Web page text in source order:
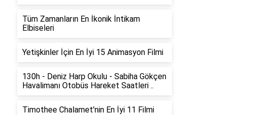
Tüm Zamanların En İkonik İntikam
Elbiseleri
Yetişkinler İçin En İyi 15 Animasyon Filmi
130h - Deniz Harp Okulu - Sabiha Gökçen
Havalimanı Otobüs Hareket Saatleri ..
Timothee Chalamet'nin En İyi 11 Filmi